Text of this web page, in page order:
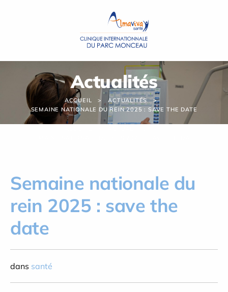
Actualités
ACCUEIL
ACTUALITÉS
SEMAINE NATIONALE DU REIN 2025 : SAVE THE DATE
Semaine nationale du
rein 2025 : save the
date
dans santé